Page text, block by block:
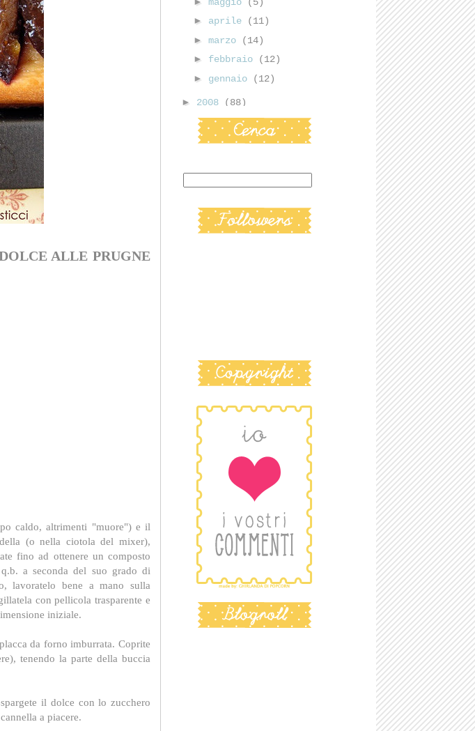
ALLE PRUGNE
caldo, altrimenti "muore") e il
(o nella ciotola del mixer),
fino ad ottenere un composto
q.b. a seconda del suo grado di
lavoratelo bene a mano sulla
con pellicola trasparente e
iniziale.
da forno imburrata. Coprite
tenendo la parte della buccia
il dolce con lo zucchero
a piacere.
► aprile
(11)
► marzo
(14)
► febbraio
(12)
► gennaio (12)
► 2008 (88)